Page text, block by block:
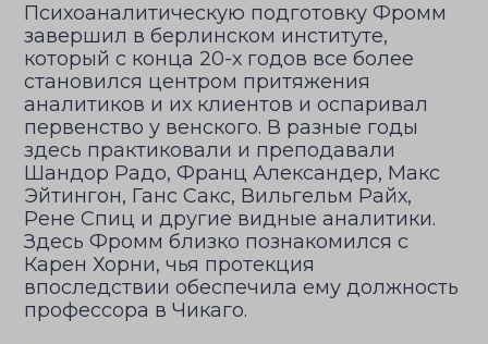
Психоаналитическую подготовку Фромм
завершил в берлинском институте,
который с конца 20-х годов все более
становился центром притяжения
аналитиков и их клиентов и оспаривал
первенство у венского. В разные годы
здесь практиковали и преподавали
Шандор Радо, Франц Александер, Макс
Эйтингон, Ганс Сакс, Вильгельм Райх,
Рене Спиц и другие видные аналитики.
Здесь Фромм близко познакомился с
Карен Хорни, чья протекция
впоследствии обеспечила ему должность
профессора в Чикаго.